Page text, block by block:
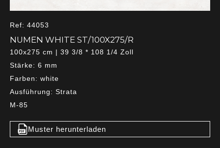
Ref: 44053
NUMEN WHITE ST/100X275/R
100x275 cm | 39 3/8 * 108 1/4 Zoll
Stärke: 6 mm
Farben: white
Ausführung: Strata
M-85
Muster herunterladen